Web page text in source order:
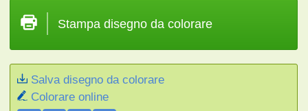
Stampa disegno da colorare
Salva disegno da colorare
Colorare online